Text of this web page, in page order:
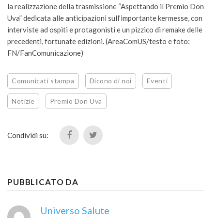
la realizzazione della trasmissione “Aspettando il Premio Don
Uva” dedicata alle anticipazioni sull’importante kermesse, con
interviste ad ospiti e protagonisti e un pizzico di remake delle
precedenti, fortunate edizioni. (AreaComUS/testo e foto:
FN/FanComunicazione)
Comunicati stampa Dicono di noi Eventi
Notizie Premio Don Uva
Condividi su:
PUBBLICATO DA
Universo Salute